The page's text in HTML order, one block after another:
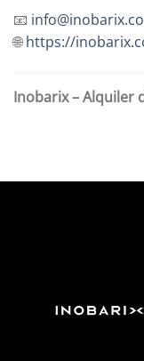
📧
🌐https://
Inobarix – Alquiler